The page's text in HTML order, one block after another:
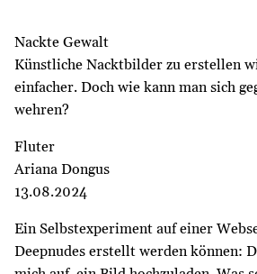
Nackte Gewalt
Künstliche Nacktbilder zu erstellen
einfacher. Doch wie kann man sich
wehren?
Fluter
Ariana Dongus
13.08.2024
Ein Selbstexperiment auf einer
Deepnudes erstellt werden können: